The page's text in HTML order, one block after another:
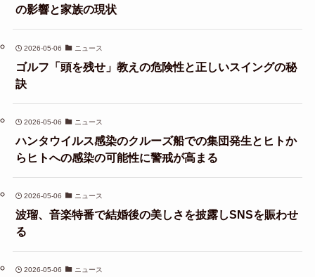
の影響と家族の現状
2026-05-06 ニュース
ゴルフ「頭を残せ」教えの危険性と正しいスイングの秘
訣
2026-05-06 ニュース
ハンタウイルス感染のクルーズ船での集団発生とヒトか
らヒトへの感染の可能性に警戒が高まる
2026-05-06 ニュース
波瑠、音楽特番で結婚後の美しさを披露しSNSを賑わせ
る
2026-05-06 ニュース